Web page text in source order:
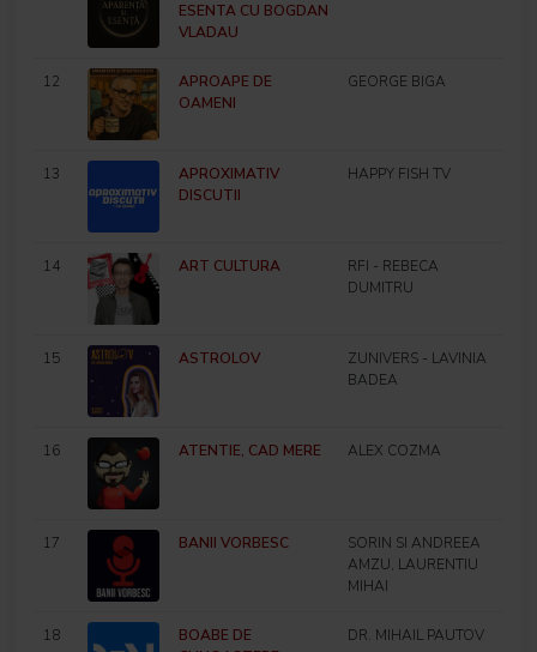
ESENTA CU BOGDAN
VLADAU
12
APROAPE DE
OAMENI
GEORGE BIGA
13
APROXIMATIV
DISCUTII
HAPPY FISH TV
14 ART CULTURA
RFI - REBECA
DUMITRU
15 ASTROLOV
ZUNIVERS - LAVINIA
BADEA
16 ATENTIE, CAD MERE ALEX COZMA
17 BANII VORBESC
SORIN SI ANDREEA
AMZU, LAURENTIU
MIHAI
18
BOABE DE
DR. MIHAIL PAUTOV